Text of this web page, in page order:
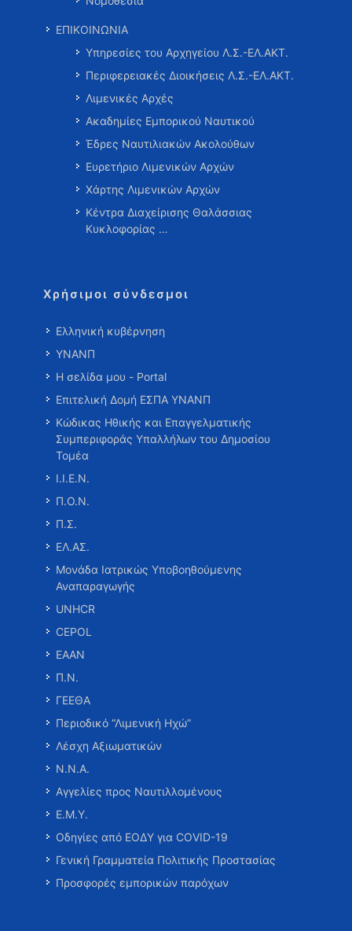
ΕΠΙΚΟΙΝΩΝΙΑ
Υπηρεσίες του Αρχηγείου Λ.Σ.-ΕΛ.ΑΚΤ.
Περιφερειακές Διοικήσεις Λ.Σ.-ΕΛ.ΑΚΤ.
Λιμενικές Αρχές
Ακαδημίες Εμπορικού Ναυτικού
Έδρες Ναυτιλιακών Ακολούθων
Ευρετήριο Λιμενικών Αρχών
Χάρτης Λιμενικών Αρχών
Κέντρα Διαχείρισης Θαλάσσιας
Κυκλοφορίας …
Χρήσιμοι σύνδεσμοι
Ελληνική κυβέρνηση
ΥΝΑΝΠ
Η σελίδα μου - Portal
Επιτελική Δομή ΕΣΠΑ ΥΝΑΝΠ
Κώδικας Ηθικής και Επαγγελματικής
Συμπεριφοράς Υπαλλήλων του Δημοσίου
Τομέα
Ι.Ι.Ε.Ν.
Π.Ο.Ν.
Π.Σ.
ΕΛ.ΑΣ.
Μονάδα Ιατρικώς Υποβοηθούμενης
Αναπαραγωγής
UNHCR
CEPOL
ΕΑΑΝ
Π.Ν.
ΓΕΕΘΑ
Περιοδικό “Λιμενική Ηχώ”
Λέσχη Αξιωματικών
Ν.Ν.Α.
Αγγελίες προς Ναυτιλλομένους
Ε.Μ.Υ.
Οδηγίες από ΕΟΔΥ για COVID-19
Γενική Γραμματεία Πολιτικής Προστασίας
Προσφορές εμπορικών παρόχων